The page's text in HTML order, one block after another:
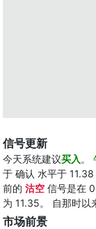
信号更新
今天系统建议买入 。
于 确认 水平于
前的 沽空 信号是在
为 11.35。 自那时以
市场前景